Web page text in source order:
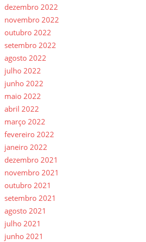
dezembro 2022
novembro 2022
outubro 2022
setembro 2022
agosto 2022
julho 2022
junho 2022
maio 2022
abril 2022
março 2022
fevereiro 2022
janeiro 2022
dezembro 2021
novembro 2021
outubro 2021
setembro 2021
agosto 2021
julho 2021
junho 2021